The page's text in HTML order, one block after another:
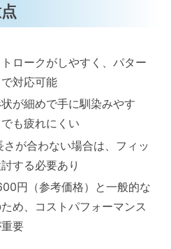
ロークがしやすく、パター
対応可能
が細めで手に馴染みやす
も疲れにくい
が合わない場合は、フィッ
する必要あり
円（参考価格）と一般的な
め、コストパフォーマンス
要